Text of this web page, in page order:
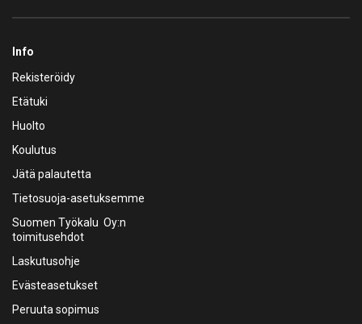
Info
Rekisteröidy
Etätuki
Huolto
Koulutus
Jätä palautetta
Tietosuoja-asetuksemme
Suomen Työkalu Oy:n
toimitusehdot
Laskutusohje
Evästeasetukset
Peruuta sopimus